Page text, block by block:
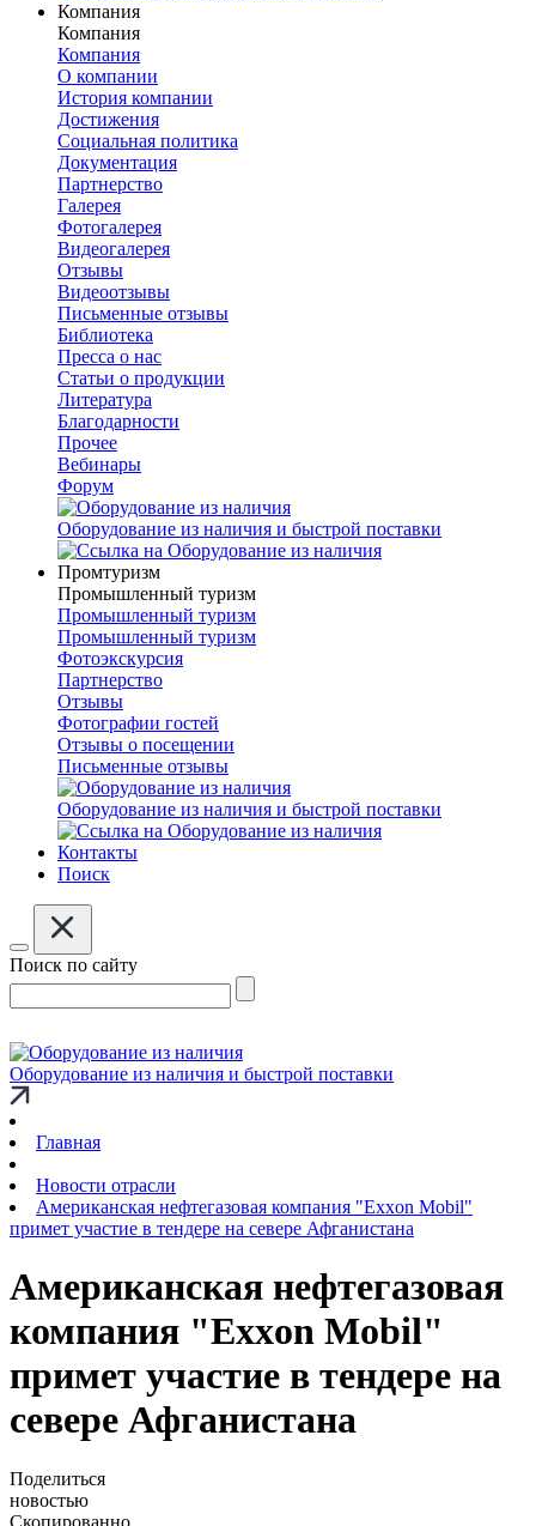
Компания
Компания
Компания
О компании
История компании
Достижения
Социальная политика
Документация
Партнерство
Галерея
Фотогалерея
Видеогалерея
Отзывы
Видеоотзывы
Письменные отзывы
Библиотека
Пресса о нас
Статьи о продукции
Литература
Благодарности
Прочее
Вебинары
Форум
Оборудование из наличия и быстрой поставки
Промтуризм
Промышленный туризм
Промышленный туризм
Промышленный туризм
Фотоэкскурсия
Партнерство
Отзывы
Фотографии гостей
Отзывы о посещении
Письменные отзывы
Оборудование из наличия и быстрой поставки
Контакты
Поиск
Поиск по сайту
Оборудование из наличия и быстрой поставки
Главная
Новости отрасли
Американская нефтегазовая компания "Exxon Mobil"
примет участие в тендере на севере Афганистана
Американская нефтегазовая
компания "Exxon Mobil"
примет участие в тендере на
севере Афганистана
Поделиться
новостью
Скопированно